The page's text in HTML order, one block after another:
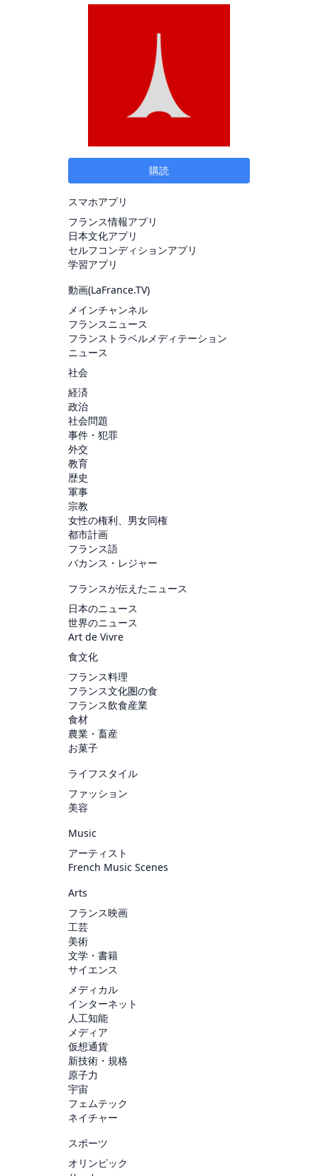
購読
スマホアプリ
フランス情報アプリ
日本文化アプリ
セルフコンディションアプリ
学習アプリ
動画(LaFrance.TV)
メインチャンネル
フランスニュース
フランストラベルメディテーション
ニュース
社会
経済
政治
社会問題
事件・犯罪
外交
教育
歴史
軍事
宗教
女性の権利、男女同権
都市計画
フランス語
バカンス・レジャー
フランスが伝えたニュース
日本のニュース
世界のニュース
Art de Vivre
食文化
フランス料理
フランス文化圏の食
フランス飲食産業
食材
農業・畜産
お菓子
ライフスタイル
ファッション
美容
Music
アーティスト
French Music Scenes
Arts
フランス映画
工芸
美術
文学・書籍
サイエンス
メディカル
インターネット
人工知能
メディア
仮想通貨
新技術・規格
原子力
宇宙
フェムテック
ネイチャー
スポーツ
オリンピック